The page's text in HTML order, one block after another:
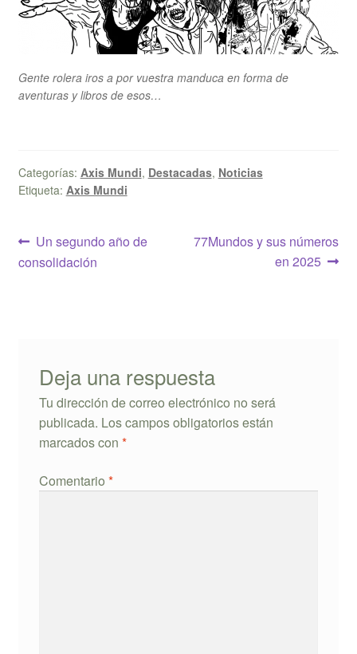
Gente rolera iros a por vuestra manduca en forma de
aventuras y libros de esos…
Categorías: Axis Mundi, Destacadas, Noticias
Etiqueta: Axis Mundi
Navegación
de
Anterior:
Un segundo año de
consolidación
Siguiente:
77Mundos y sus números
en 2025
Deja una respuesta
Tu dirección de correo electrónico no será
publicada. Los campos obligatorios están
marcados con *
Comentario *